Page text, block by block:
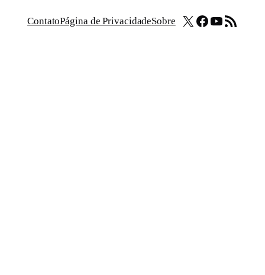
ContatoPágina de PrivacidadeSobre X Facebook
Youtube
Feed RSS